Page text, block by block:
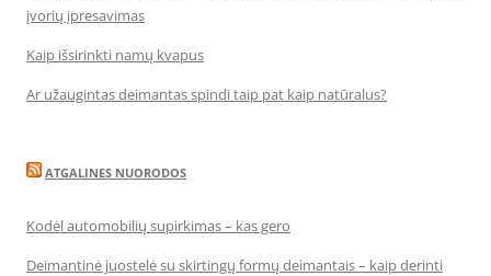
įvorių įpresavimas
Kaip išsirinkti namų kvapus
Ar užaugintas deimantas spindi taip pat kaip natūralus?
ATGALINES NUORODOS
Kodėl automobilių supirkimas – kas gero
Deimantinė juostelė su skirtingų formų deimantais – kaip derinti